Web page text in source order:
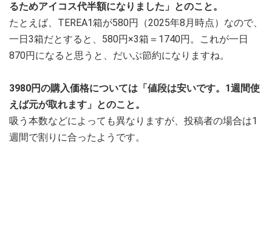
るためアイコス代半額になりました」とのこと。
たとえば、TEREA1箱が580円（2025年8月時点）なので、
一日3箱だとすると、580円×3箱＝1740円。これが一日
870円になると思うと、だいぶ節約になりますね。
3980円の購入価格については「値段は安いです。1週間使
えば元が取れます」とのこと。
吸う本数などによっても異なりますが、投稿者の場合は1
週間で割りに合ったようです。